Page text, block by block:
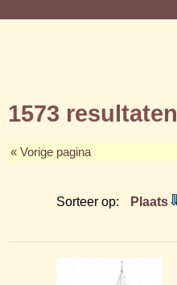
1573 resultaten
« Vorige pagina
Sorteer op: Plaats